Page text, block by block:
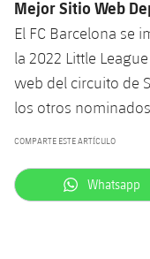
Mejor Sitio Web
El FC Barcelona se
la 2022 Little
web del circuito de
los otros
COMPARTE ESTE ARTÍCULO
Whatsapp